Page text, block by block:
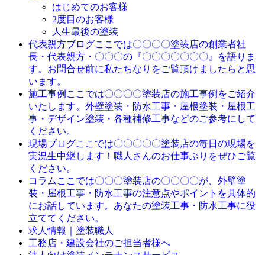
はじめてのお客様
2度目のお客様
人生最後の塗装
代表親方ブログここでは〇〇〇〇塗装店の創業者社
長・代表親方・〇〇〇の『〇〇〇〇〇〇〇』を語りま
す。お問合せ前に私たちなりをご覧頂けましたらと思
います。
施工事例 ここでは〇〇〇〇塗装店の施工事例をご紹介
いたします。外壁塗装・防水工事・屋根塗装・屋根工
事・デザイン塗装・各種補修工事などのご参考にして
ください。
現場ブログここでは〇〇〇〇〇塗装店の毎日の現場を
実況生中継します！職人さんのお仕事ぶりをぜひご覧
ください。
コラム ここでは〇〇〇塗装店の〇〇〇〇が、外壁塗
装・屋根工事・防水工事の注意点やポイントを具体的
にお話しています。あなたの塗装工事・防水工事に役
立ててください。
求人情報｜塗装職人
工務店・建設会社のご担当者様へ